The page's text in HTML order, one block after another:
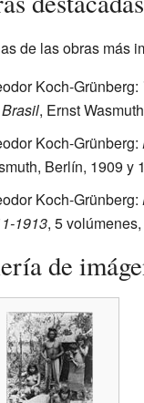
de las obras más
Koch-Grünberg:
, Ernst
Koch-Grünberg:
Berlín, 1909 y
Koch-Grünberg:
1913, 5
de